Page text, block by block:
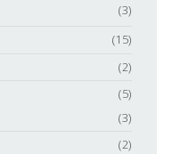
(3)
(15)
(2)
(5)
(3)
(2)